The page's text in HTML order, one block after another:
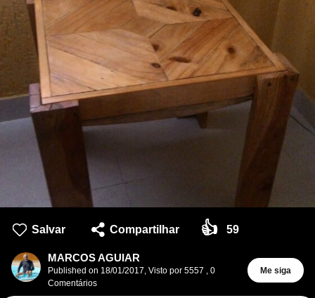
Salvar Compartilhar 👍 59
MARCOS AGUIAR
Published on 18/01/2017 Visto por 5557
0
Comentários
Me siga